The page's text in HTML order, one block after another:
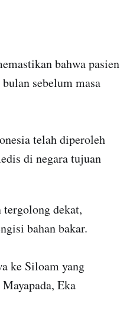
bahwa pasien
sebelum masa
telah diperoleh
di negara tujuan
dekat,
bahan bakar.
ke Siloam yang
Eka